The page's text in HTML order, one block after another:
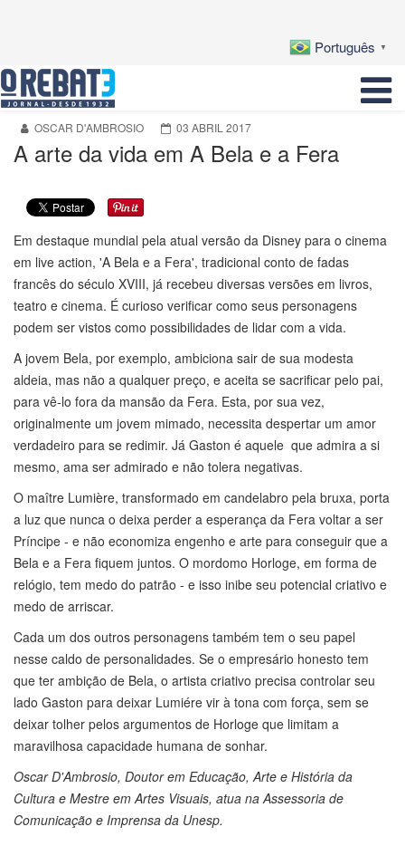
Português ▼
OSCAR D'AMBROSIO 03 ABRIL 2017
A arte da vida em A Bela e a Fera
Em destaque mundial pela atual versão da Disney para o cinema
em live action, 'A Bela e a Fera', tradicional conto de fadas
francês do século XVIII, já recebeu diversas versões em livros,
teatro e cinema. É curioso verificar como seus personagens
podem ser vistos como possibilidades de lidar com a vida.
A jovem Bela, por exemplo, ambiciona sair de sua modesta
aldeia, mas não a qualquer preço, e aceita se sacrificar pelo pai,
para vê-lo fora da mansão da Fera. Esta, por sua vez,
originalmente um jovem mimado, necessita despertar um amor
verdadeiro para se redimir. Já Gaston é aquele que admira a si
mesmo, ama ser admirado e não tolera negativas.
O maître Lumière, transformado em candelabro pela bruxa, porta
a luz que nunca o deixa perder a esperança da Fera voltar a ser
Príncipe - e não economiza engenho e arte para conseguir que a
Bela e a Fera fiquem juntos. O mordomo Horloge, em forma de
relógio, tem medo do patrão - e isso inibe seu potencial criativo e
medo de arriscar.
Cada um dos outros personagens também tem o seu papel
nesse caldo de personalidades. Se o empresário honesto tem
que ter ambição de Bela, o artista criativo precisa controlar seu
lado Gaston para deixar Lumiére vir à tona com força, sem se
deixar tolher pelos argumentos de Horloge que limitam a
maravilhosa capacidade humana de sonhar.
Oscar D'Ambrosio, Doutor em Educação, Arte e História da
Cultura e Mestre em Artes Visuais, atua na Assessoria de
Comunicação e Imprensa da Unesp.